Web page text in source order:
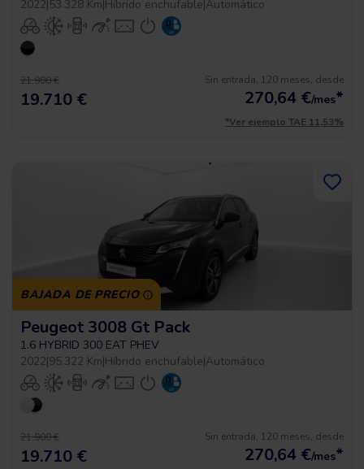
2022|53.328 Km|Híbrido enchufable|Automático
21.900 €
19.710 €
Sin entrada, 120 meses, desde
270,64 €/mes*
*Ver ejemplo TAE 11,53%
BAJADA DE PRECIO
Peugeot 3008 Gt Pack
1.6 HYBRID 300 EAT PHEV
2022|95.322 Km|Híbrido enchufable|Automático
21.900 €
19.710 €
Sin entrada, 120 meses, desde
270,64 €/mes*